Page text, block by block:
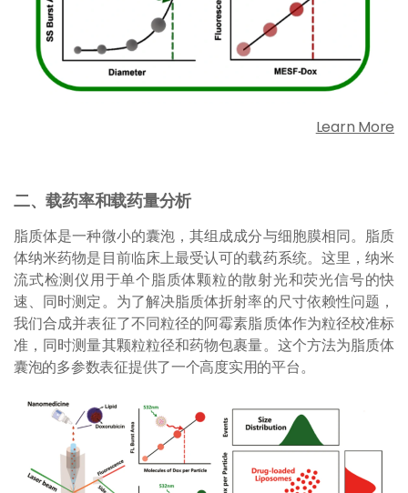
Learn More
二、载药率和载药量分析
脂质体是一种微小的囊泡，其组成成分与细胞膜相同。脂质
体纳米药物是目前临床上最受认可的载药系统。这里，纳米
流式检测仪用于单个脂质体颗粒的散射光和荧光信号的快
速、同时测定。为了解决脂质体折射率的尺寸依赖性问题，
我们合成并表征了不同粒径的阿霉素脂质体作为粒径校准标
准，同时测量其颗粒粒径和药物包裹量。这个方法为脂质体
囊泡的多参数表征提供了一个高度实用的平台。